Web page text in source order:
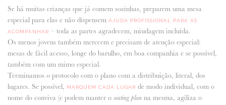
Se há muitas crianças que já comem sozinhas, preparem uma mesa
especial para elas e não dispensem AJUDA PROFISSIONAL PARA AS
ACOMPANHAR – toda as partes agradecem, miudagem incluída.
Os menos jovens também merecem e precisam de atenção especial:
mesas de fácil acesso, longe do barulho, em boa companhia e se possível,
também com um mimo especial.
Terminamos o protocolo com o plano com a distribuição, literal, dos
lugares. Se possível,
MARQUEM CADA LUGAR de modo individual, com o
nome do conviva (e podem manter o seating plan na mesma, agiliza o